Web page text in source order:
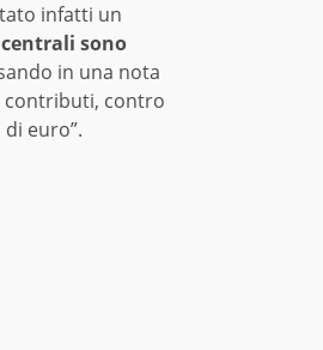
infatti un
sono
in una nota
contributi, contro
euro”.